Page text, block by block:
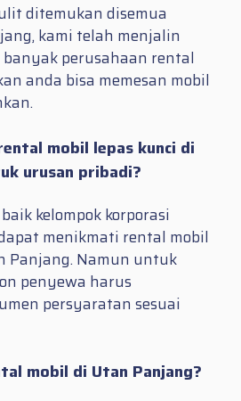
ditemukan disemua
kami telah menjalin
perusahaan rental
anda bisa memesan mobil
mobil lepas kunci di
urusan pribadi?
kelompok korporasi
menikmati rental mobil
Panjang. Namun untuk
penyewa harus
persyaratan sesuai
mobil di Utan Panjang?